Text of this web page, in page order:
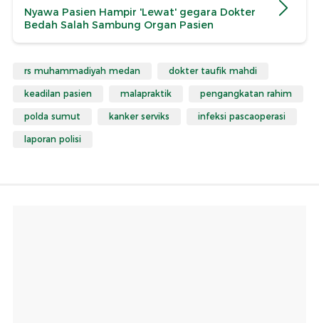
Nyawa Pasien Hampir 'Lewat' gegara Dokter
Bedah Salah Sambung Organ Pasien
rs muhammadiyah medan dokter taufik mahdi
keadilan pasien malapraktik pengangkatan rahim
polda sumut kanker serviks infeksi pascaoperasi
laporan polisi